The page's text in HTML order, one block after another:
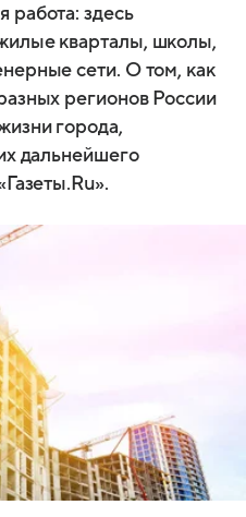
работа: здесь
кварталы, школы,
сети. О том, как
регионов России
города,
дальнейшего